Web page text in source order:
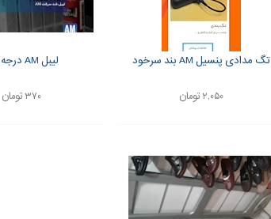
تگ مدادی پنسیل AM بند سرخود
۲,۰۵۰ تومان
لیبل AM درجه یک
۳۷۰ تومان